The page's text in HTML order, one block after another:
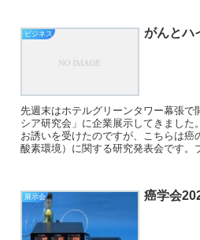
ビジネス がんとハ
先週末はホテルグリーンタワー幕張で
シア研究会」に企業展示してきました
お誘いを受けたのですが、こちらは癌
酸素環境）に関する研究発表会です。
展示会 癌学会